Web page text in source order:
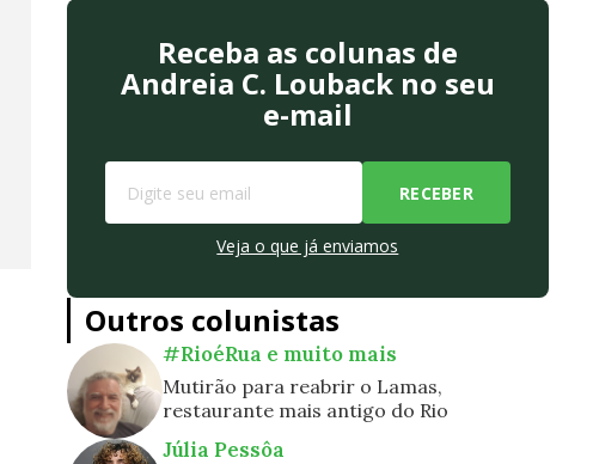
Receba as colunas de
Andreia C. Louback no seu
e-mail
Veja o que já enviamos
Outros colunistas
#RioéRua e muito mais
Mutirão para reabrir o Lamas,
restaurante mais antigo do Rio
Júlia Pessôa